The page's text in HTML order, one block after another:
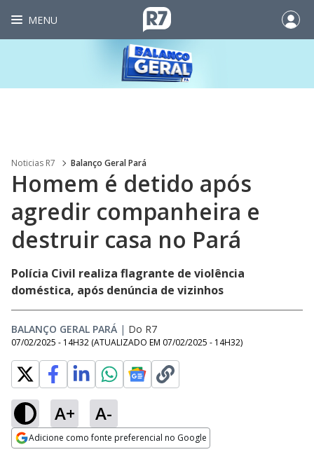
MENU
Noticias R7 Balanço Geral Pará
Homem é detido após
agredir companheira e
destruir casa no Pará
Polícia Civil realiza flagrante de violência
doméstica, após denúncia de vizinhos
BALANÇO GERAL PARÁ | Do R7
07/02/2025 - 14H32 (ATUALIZADO EM 07/02/2025 - 14H32)
A+ A-
Adicione como fonte preferencial no Google